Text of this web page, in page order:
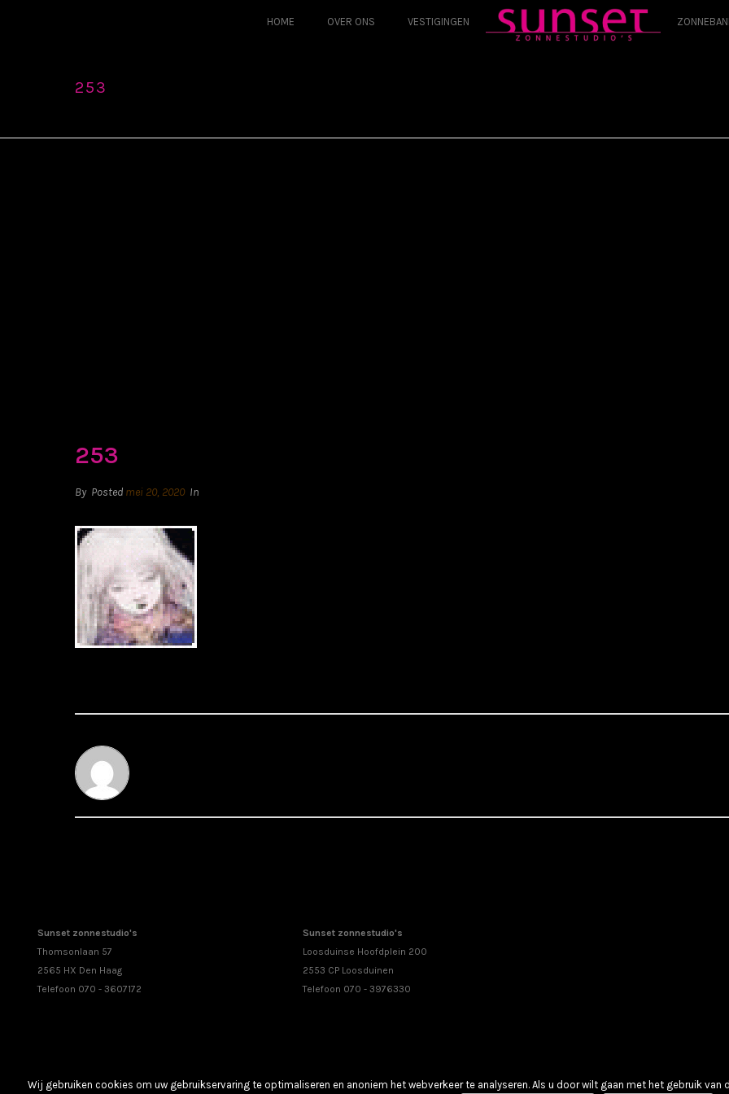
HOME OVER ONS VESTIGINGEN
253
253
By Posted mei 20, 2020 In
Sunset zonnestudio's
Thomsonlaan 57
2565 HX Den Haag
Telefoon 070 - 3607172
Sunset zonnestudio's
Loosduinse Hoofdplein 200
2553 CP Loosduinen
Telefoon 070 - 3976330
Wij gebruiken cookies om uw gebruikservaring te optimaliseren en anoniem het webverkeer te analyseren. Als u door wilt gaan met het gebruik